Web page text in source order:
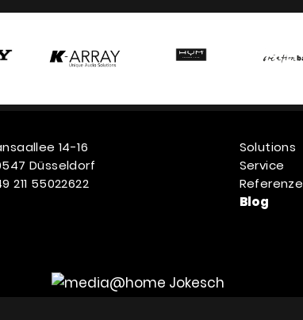
14-16
Düsseldorf
211 55022622
Solutions
Service
Blog